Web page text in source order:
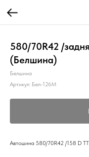
580/70R42 /
(Белшина)
Белшина
Артикул: Бел-126М
Автошина 580/70R42 /158 D